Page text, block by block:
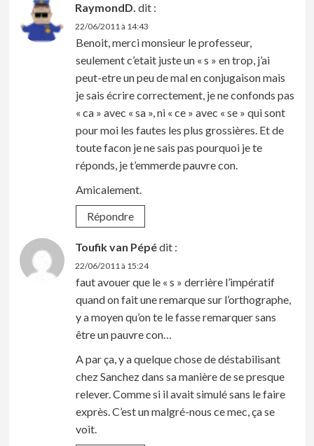
RaymondD. dit :
22/06/2011 à 14:43
Benoit, merci monsieur le professeur,
seulement c’etait juste un « s » en trop, j’ai
peut-etre un peu de mal en conjugaison mais
je sais écrire correctement, je ne confonds pas
« ca » avec « sa », ni « ce » avec « se » qui sont
pour moi les fautes les plus grossières. Et de
toute facon je ne sais pas pourquoi je te
réponds, je t’emmerde pauvre con.
Amicalement.
Répondre
Toufik van Pépédit :
22/06/2011 à 15:24
faut avouer que le « s » derrière l’impératif
quand on fait une remarque sur l’orthographe,
y a moyen qu’on te le fasse remarquer sans
être un pauvre con…
A par ça, y a quelque chose de déstabilisant
chez Sanchez dans sa manière de se presque
relever. Comme si il avait simulé sans le faire
exprès. C’est un malgré-nous ce mec, ça se
voit.